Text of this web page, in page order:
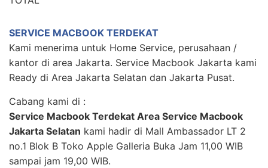
SERVICE MACBOOK TERDEKAT
Kami menerima untuk Home Service, perusahaan /
kantor di area Jakarta. Service Macbook Jakarta kami
Ready di Area Jakarta Selatan dan Jakarta Pusat.
Cabang kami di :
Service Macbook Terdekat Area Service Macbook
Jakarta Selatan kami hadir di Mall Ambassador LT 2
no.1 Blok B Toko Apple Galleria Buka Jam 11,00 WIB
sampai jam 19,00 WIB.